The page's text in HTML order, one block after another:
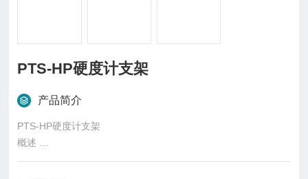
PTS-HP硬度计支架
产品简介
PTS-HP硬度计支架
概述